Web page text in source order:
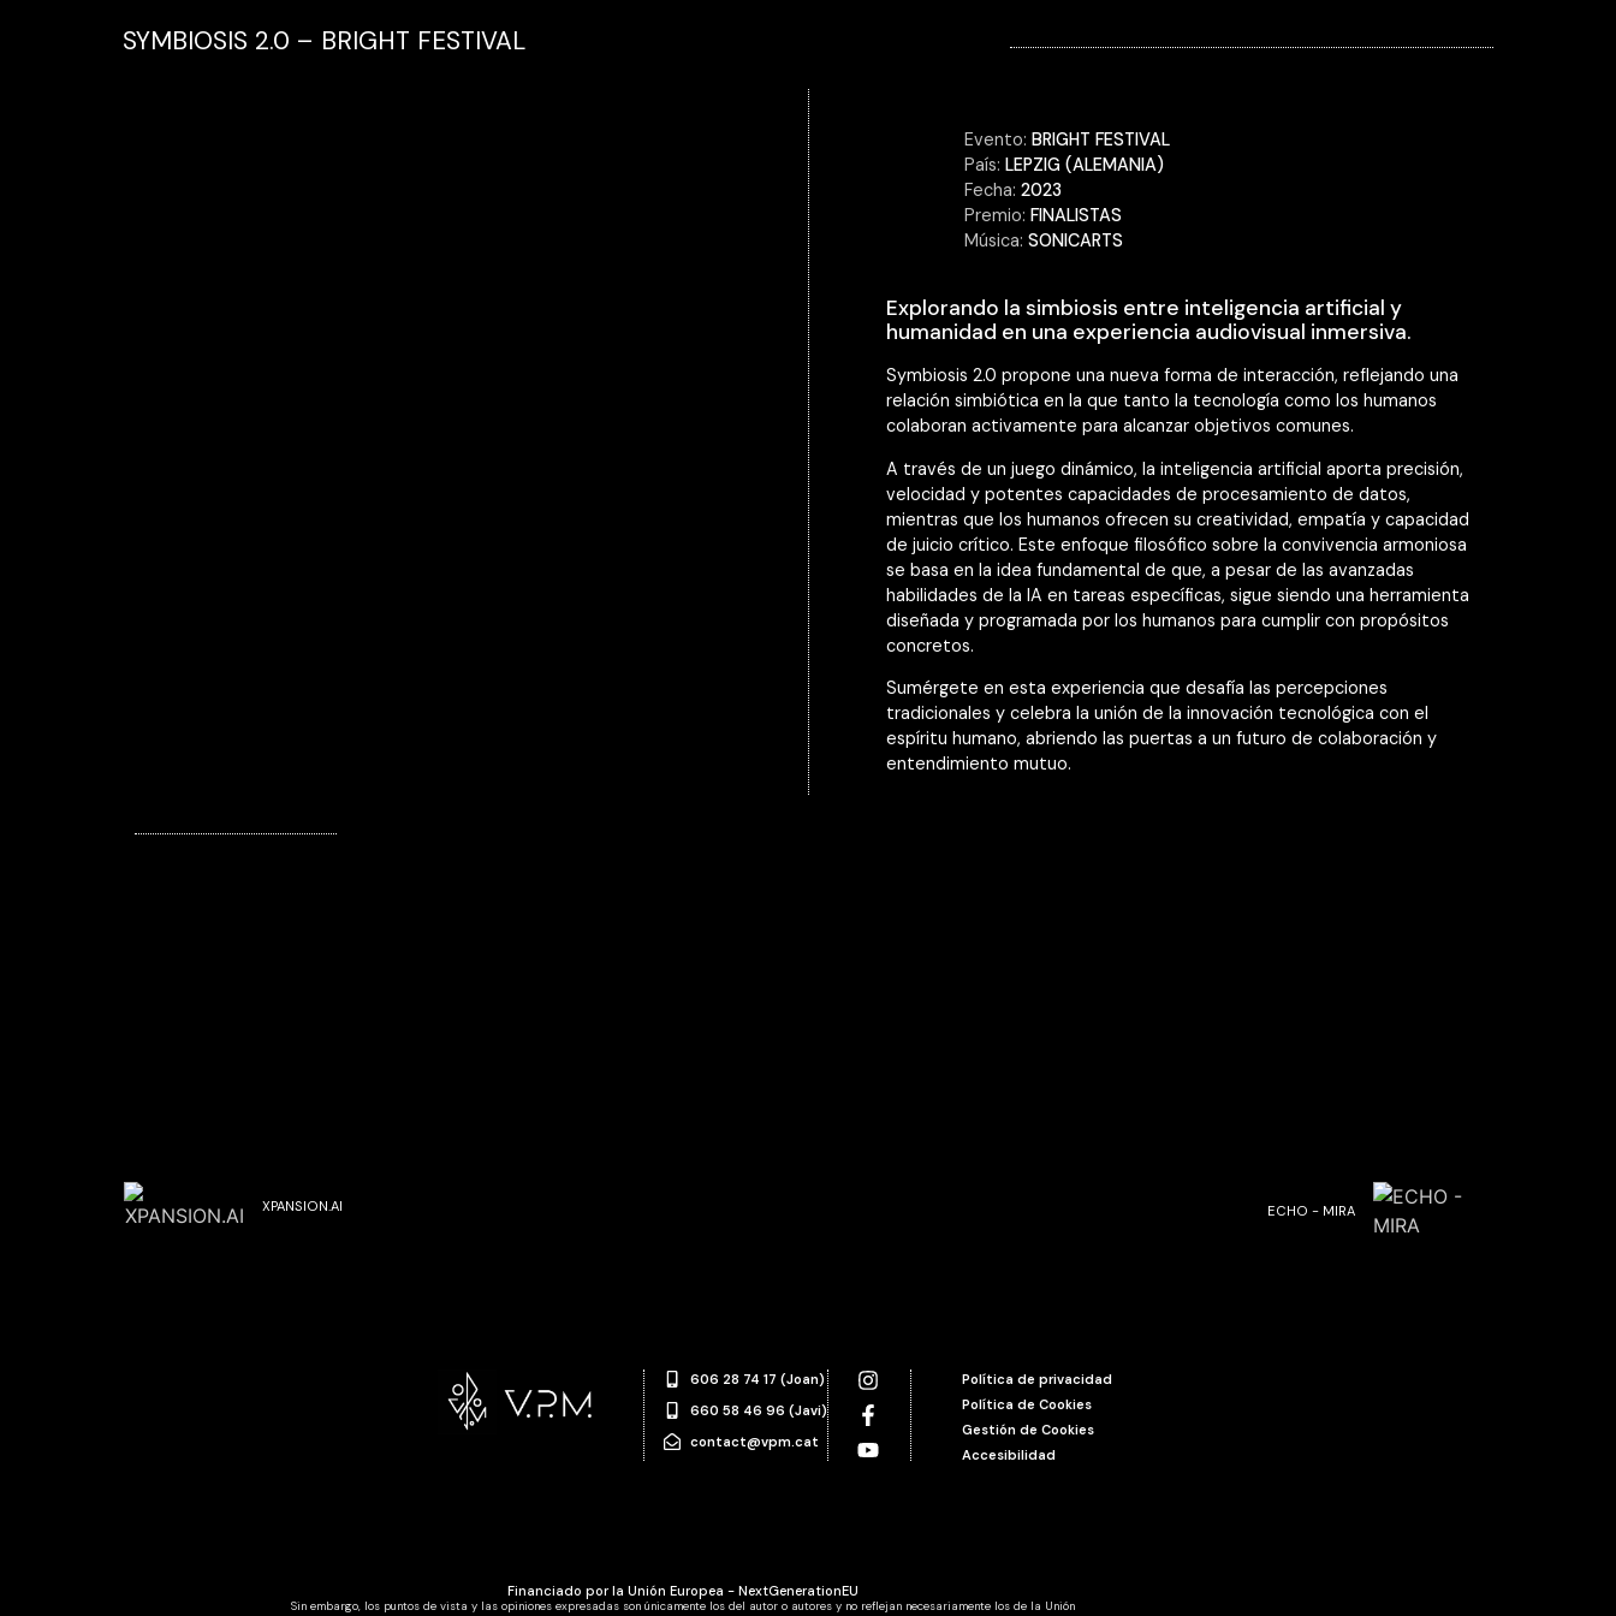
SYMBIOSIS 2.0 – BRIGHT FESTIVAL
Evento: BRIGHT FESTIVAL
País: LEPZIG (ALEMANIA)
Fecha: 2023
Premio: FINALISTAS
Música: SONICARTS
Explorando la simbiosis entre inteligencia artificial y
humanidad en una experiencia audiovisual inmersiva.
Symbiosis 2.0 propone una nueva forma de interacción, reflejando una
relación simbiótica en la que tanto la tecnología como los humanos
colaboran activamente para alcanzar objetivos comunes.
A través de un juego dinámico, la inteligencia artificial aporta precisión,
velocidad y potentes capacidades de procesamiento de datos,
mientras que los humanos ofrecen su creatividad, empatía y capacidad
de juicio crítico. Este enfoque filosófico sobre la convivencia armoniosa
se basa en la idea fundamental de que, a pesar de las avanzadas
habilidades de la IA en tareas específicas, sigue siendo una herramienta
diseñada y programada por los humanos para cumplir con propósitos
concretos.
Sumérgete en esta experiencia que desafía las percepciones
tradicionales y celebra la unión de la innovación tecnológica con el
espíritu humano, abriendo las puertas a un futuro de colaboración y
entendimiento mutuo.
ECHO - MIRA
XPANSION.AI
606 28 74 17 (Joan)
660 58 46 96 (Javi)
contact@vpm.cat
Política de privacidad
Política de Cookies
Gestión de Cookies
Accesibilidad
Financiado por la Unión Europea - NextGenerationEU
Sin embargo, los puntos de vista y las opiniones expresadas son únicamente los del autor o autores y no reflejan necesariamente los de la Unión